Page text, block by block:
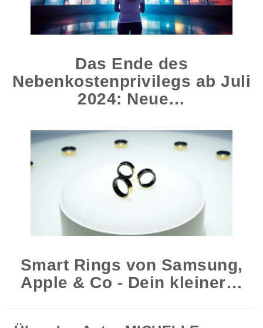
Das Ende des
Nebenkostenprivilegs ab Juli
2024: Neue…
Smart Rings von Samsung,
Apple & Co - Dein kleiner…